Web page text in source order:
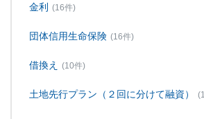
金利 (16件)
団体信用生命保険 (16件)
借換え (10件)
土地先行プラン（２回に分けて融資）